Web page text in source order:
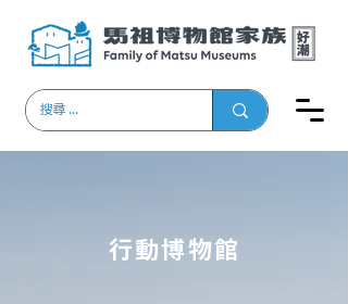
​行動博物館